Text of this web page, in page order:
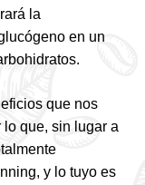
la
en un
que nos
que, sin lugar a
y lo tuyo es